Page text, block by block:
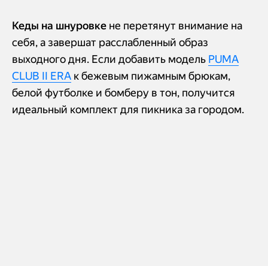
Кеды на шнуровке не перетянут внимание на
себя, а завершат расслабленный образ
выходного дня. Если добавить модель PUMA
CLUB II ERA к бежевым пижамным брюкам,
белой футболке и бомберу в тон, получится
идеальный комплект для пикника за городом.